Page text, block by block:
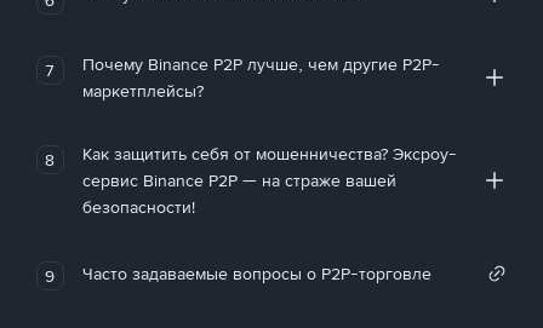
7
Почему Binance P2P лучше, чем другие P2P-
маркетплейсы?
8
Как защитить себя от мошенничества? Эксроу-
сервис Binance P2P — на страже вашей
безопасности!
9 Часто задаваемые вопросы о P2P-торговле